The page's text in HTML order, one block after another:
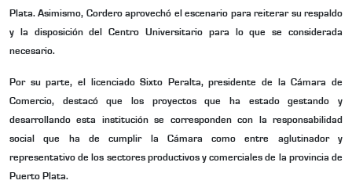
Plata. Asimismo, Cordero aprovechó el escenario para reiterar su respaldo
y la disposición del Centro Universitario para lo que se considerada
necesario.
Por su parte, el licenciado Sixto Peralta, presidente de la Cámara de
Comercio, destacó que los proyectos que ha estado gestando y
desarrollando esta institución se corresponden con la responsabilidad
social que ha de cumplir la Cámara como entre aglutinador y
representativo de los sectores productivos y comerciales de la provincia de
Puerto Plata.